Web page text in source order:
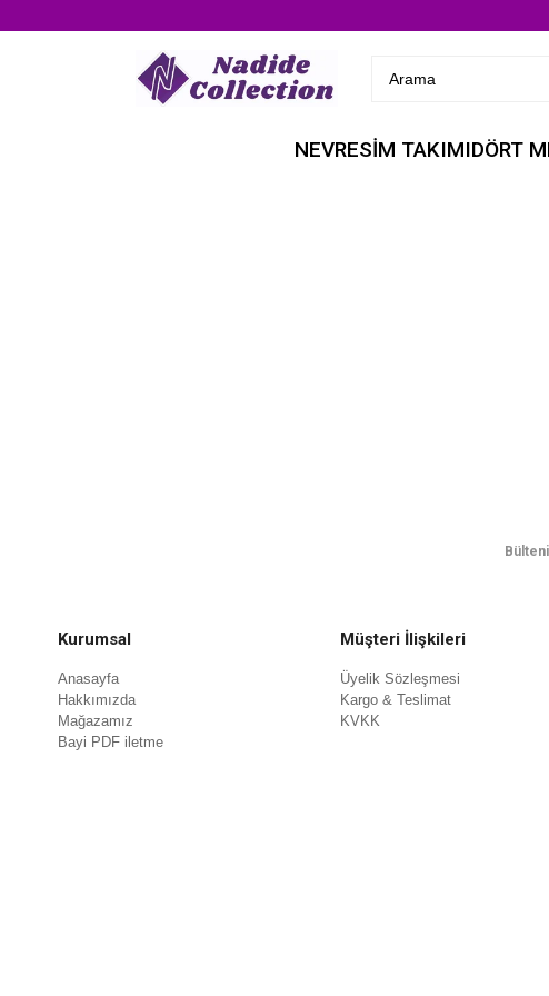
NEVRESİM TAKIMIDÖRT
Kurumsal
Anasayfa
Hakkımızda
Mağazamız
Bayi PDF iletme
Müşteri İlişkileri
Üyelik Sözleşmesi
Kargo & Teslimat
KVKK